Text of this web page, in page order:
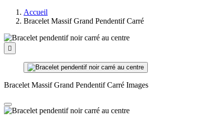
Accueil
Bracelet Massif Grand Pendentif Carré

Bracelet Massif Grand Pendentif Carré Images